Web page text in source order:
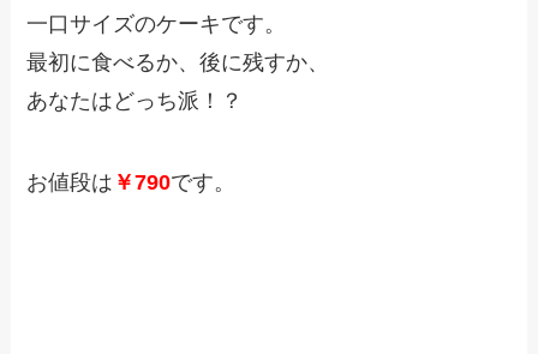
一口サイズのケーキです。
最初に食べるか、後に残すか、
あなたはどっち派！？
お値段は ￥790です。